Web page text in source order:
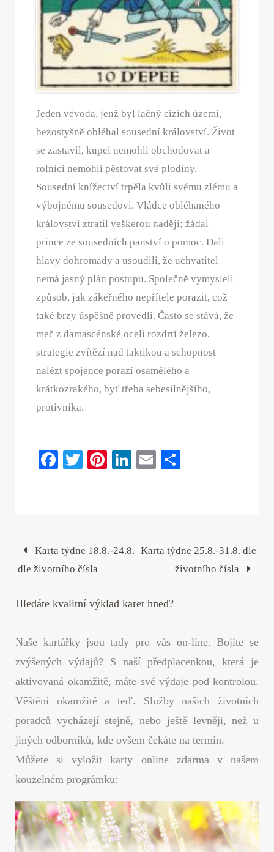
Jeden vévoda, jenž byl lačný cizích území,
bezostyšně obléhal sousední království. Život
se zastavil, kupci nemohli obchodovat a
rolníci nemohli pěstovat své plodiny.
Sousední knížectví trpěla kvůli svému zlému a
výbojnému sousedovi. Vládce obléhaného
království ztratil veškerou naději; žádal
prince ze sousedních panství o pomoc. Dali
hlavy dohromady a usoudili, že uchvatitel
nemá jasný plán postupu. Společně vymysleli
způsob, jak zákeřného nepřítele porazit, což
také brzy úspěšně provedli. Často se stává, že
meč z damascénské oceli rozdrtí železo,
strategie zvítězí nad taktikou a schopnost
nalézt spojence porazí osamělého a
krátkozrakého, byť třeba sebesilnějšího,
protivníka.
Fa T
Pi
Li
E
Karta týdne 18.8.-24.8.
dle životního čísla
Karta týdne 25.8.-31.8. dle
životního čísla
Hledáte kvalitní výklad karet hned?
Naše kartářky jsou tady pro vás on-line. Bojíte se
zvýšených výdajů? S naší předplacenkou, která je
aktivovaná okamžitě, máte své výdaje pod kontrolou.
Věštění okamžitě a teď. Služby našich životních
poradců vycházejí stejně, nebo ještě levněji, než u
jiných odborníků, kde ovšem čekáte na termín.
Můžete si vyložit karty online zdarma v našem
kouzelném prográmku: